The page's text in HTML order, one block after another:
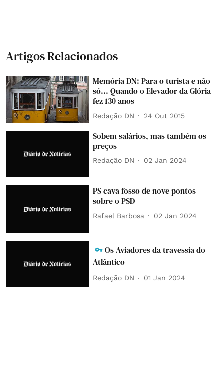
Artigos Relacionados
Memória DN: Para o turista e não
só... Quando o Elevador da Glória
fez 130 anos
Redação DN 24 Out 2015
Sobem salários, mas também os
preços
Redação DN 02 Jan 2024
PS cava fosso de nove pontos
sobre o PSD
Rafael Barbosa 02 Jan 2024
Os Aviadores da travessia do
Atlântico
Redação DN 01 Jan 2024